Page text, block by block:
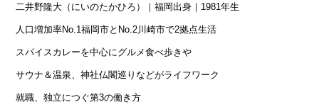
二井野隆大（にいのたかひろ）｜福岡出身｜1981年生
人口増加率No.1福岡市とNo.2川崎市で2拠点生活
スパイスカレーを中心にグルメ食べ歩きや
サウナ＆温泉、神社仏閣巡りなどがライフワーク
就職、独立につぐ第3の働き方